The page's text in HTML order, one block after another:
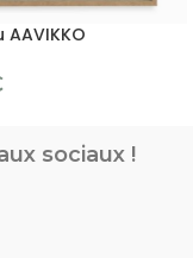
sociaux !